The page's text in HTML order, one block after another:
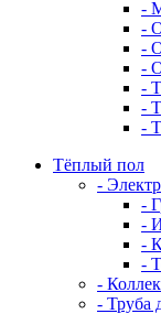
-
-
-
-
-
-
-
Тёплый пол
-
-
-
-
-
-
- Труба